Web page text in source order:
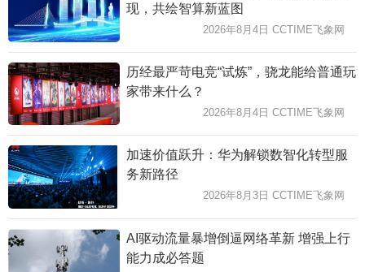
现，共绘智算新蓝图
2026年8月4日 CCTIME飞象网
历经最严苛电竞“试炼”，骁龙能给普通玩
家带来什么？
2026年8月4日 CCTIME飞象网
加速价值跃升：华为解锁数智化转型服
务新路径
2026年8月3日 CCTIME飞象网
AI驱动流量暴增倒逼网络革新 增强上行
能力成必答题